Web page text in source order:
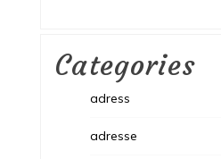
Categories
adress
adresse